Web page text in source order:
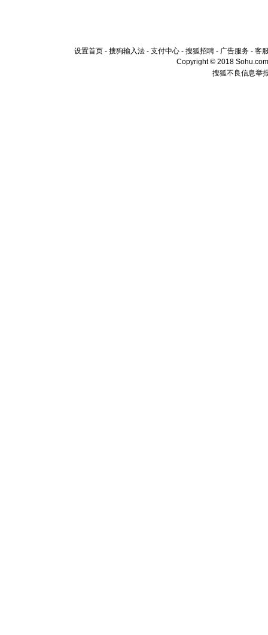
设置首页 - 搜狗输入法 - 支付中心 - 搜狐招聘 - 广告服务 - 客
Copyright © 2018
搜狐不良信息举